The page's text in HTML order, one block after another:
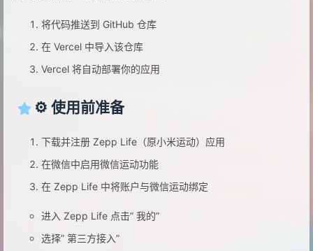
将代码推送到 GitHub 仓库
在 Vercel 中导入该仓库
Vercel 将自动部署你的应用
⚙️ 使用前准备
下载并注册 Zepp Life（原小米运动）应用
在微信中启用微信运动功能
在 Zepp Life 中将账户与微信运动绑定
进入 Zepp Life 点击” 我的”
选择” 第三方接入”